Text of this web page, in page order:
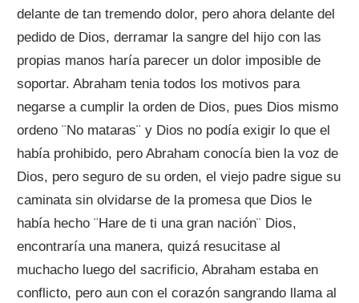
delante de tan tremendo dolor, pero ahora delante del
pedido de Dios, derramar la sangre del hijo con las
propias manos haría parecer un dolor imposible de
soportar. Abraham tenia todos los motivos para
negarse a cumplir la orden de Dios, pues Dios mismo
ordeno ¨No mataras¨ y Dios no podía exigir lo que el
había prohibido, pero Abraham conocía bien la voz de
Dios, pero seguro de su orden, el viejo padre sigue su
caminata sin olvidarse de la promesa que Dios le
había hecho ¨Hare de ti una gran nación¨ Dios,
encontraría una manera, quizá resucitase al
muchacho luego del sacrificio, Abraham estaba en
conflicto, pero aun con el corazón sangrando llama al